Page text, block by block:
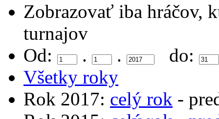
Zobrazovať iba hráčov,
turnajov
Od:
. .
do:
Všetky roky
Rok 2017: celý rok -